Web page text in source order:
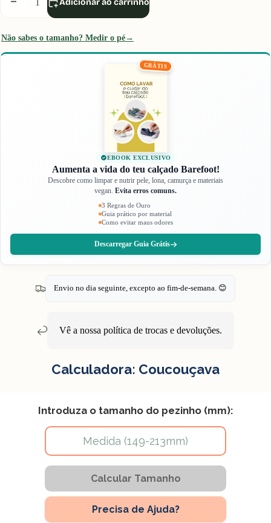
Iniciar Sessão
quantidade
Não sabes o tamanho? Medir o pé→
GRÁTIS
EBOOK EXCLUSIVO
Aumenta a vida do teu calçado Barefoot!
Descobre como limpar e nutrir pele, lona, camurça e materiais
vegan. Evita erros comuns.
3 Regras de Ouro
Guia prático por material
Como evitar maus odores
Descarregar Guia Grátis
Envio no dia seguinte, excepto ao fim-de-semana. 😊
Vê a nossa política de trocas e devoluções.
Calculadora: Coucouçava
Introduza o tamanho do pezinho (mm):
Calcular Tamanho
Precisa de Ajuda?